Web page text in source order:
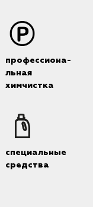
профессиона-
льная
химчистка
специальные
средства